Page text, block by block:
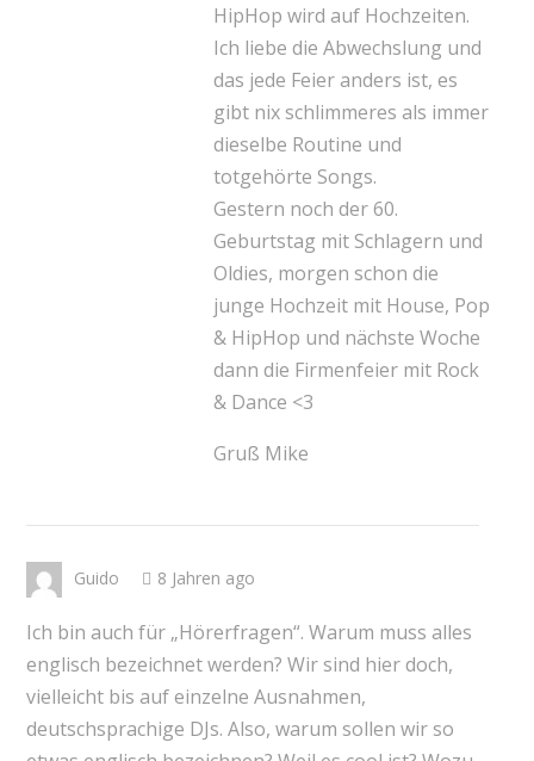
HipHop wird auf Hochzeiten.
Ich liebe die Abwechslung und
das jede Feier anders ist, es
gibt nix schlimmeres als immer
dieselbe Routine und
totgehörte Songs.
Gestern noch der 60.
Geburtstag mit Schlagern und
Oldies, morgen schon die
junge Hochzeit mit House, Pop
& HipHop und nächste Woche
dann die Firmenfeier mit Rock
& Dance <3
Gruß Mike
Guido 8 Jahren ago
Ich bin auch für „Hörerfragen“. Warum muss alles
englisch bezeichnet werden? Wir sind hier doch,
vielleicht bis auf einzelne Ausnahmen,
deutschsprachige DJs. Also, warum sollen wir so